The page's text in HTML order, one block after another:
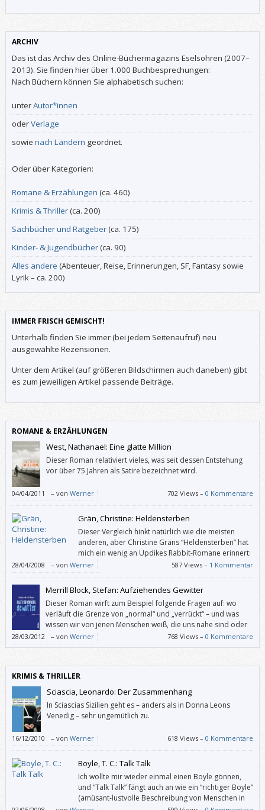
ARCHIV
Das ist das Archiv des Online-Büchermagazins Eselsohren (2007–
2013). Sie finden hier über 1.000 Buchbesprechungen:
Nach Büchern können Sie alphabetisch suchen:
unterAutor*innen
oderVerlage
sowie nach Ländern geordnet.
Oder über Kategorien:
Romane & Erzählungen (ca. 460)
Krimis & Thriller(ca. 200)
Sachbücher und Ratgeber(ca. 175)
Kinder- & Jugendbücher(ca. 90)
Alles andere (Abenteuer, Reise, Erinnerungen, SF, Fantasy sowie
Lyrik – ca. 200)
IMMER FRISCH GEMISCHT!
Unterhalb finden Sie immer (bei jedem Seitenaufruf) neu
ausgewählte Rezensionen.
Unter dem Artikel (auf größeren Bildschirmen auch daneben) gibt
es zum jeweiligen Artikel passende Beiträge.
ROMANE & ERZÄHLUNGEN
West, Nathanael: Eine glatte Million
Dieser Roman relativiert vieles, was seit dessen Entstehung
vor über 75 Jahren als Satire bezeichnet wird.
04/04/2011 – von Werner 702 Views –0 Kommentare
Grän, Christine: Heldensterben
Dieser Vergleich hinkt natürlich wie die meisten
anderen, aber Christine Gräns “Heldensterben” hat
mich ein wenig an Updikes Rabbit-Romane erinnert:
Diese fixierten Charaktere, deren Wandlungen
eigentlich nur an der Oberfläche passieren, diese undramatischen
Zustandsbeschreibungen, bei denen das Forttreiben der Handlung
relativ unwesentlich wird …
28/04/2008 – von Werner 587 Views – 1 Kommentar
Merrill Block, Stefan: Aufziehendes Gewitter
Dieser Roman wirft zum Beispiel folgende Fragen auf: wo
verläuft die Grenze von „normal“ und „verrückt“ – und was
wissen wir von jenen Menschen weiß, die uns nahe sind oder
waren?
28/03/2012 – von Werner 768 Views –0 Kommentare
KRIMIS & THRILLER
Sciascia, Leonardo: Der Zusammenhang
In Sciascias Sizilien geht es – anders als in Donna Leons
Venedig – sehr ungemütlich zu.
16/12/2010 – von Werner 618 Views –0 Kommentare
Boyle, T. C.: Talk Talk
Ich wollte mir wieder einmal einen Boyle gönnen,
und “Talk Talk” fängt auch an wie ein “richtiger Boyle”
(amüsant-lustvolle Beschreibung von Menschen in